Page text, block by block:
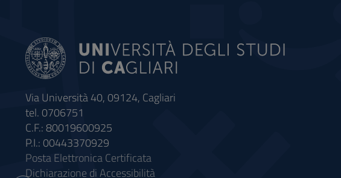
Via Università 40, 09124, Cagliari
tel. 0706751
C.F.: 80019600925
P.I.: 00443370929
Posta Elettronica Certificata
Dichiarazione di Accessibilità